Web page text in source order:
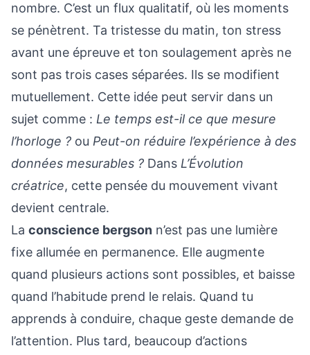
nombre. C’est un flux qualitatif, où les moments
se pénètrent. Ta tristesse du matin, ton stress
avant une épreuve et ton soulagement après ne
sont pas trois cases séparées. Ils se modifient
mutuellement. Cette idée peut servir dans un
sujet comme : Le temps est-il ce que mesure
l’horloge ? ou Peut-on réduire l’expérience à des
données mesurables ? Dans L’Évolution
créatrice, cette pensée du mouvement vivant
devient centrale.
La conscience bergson n’est pas une lumière
fixe allumée en permanence. Elle augmente
quand plusieurs actions sont possibles, et baisse
quand l’habitude prend le relais. Quand tu
apprends à conduire, chaque geste demande de
l’attention. Plus tard, beaucoup d’actions